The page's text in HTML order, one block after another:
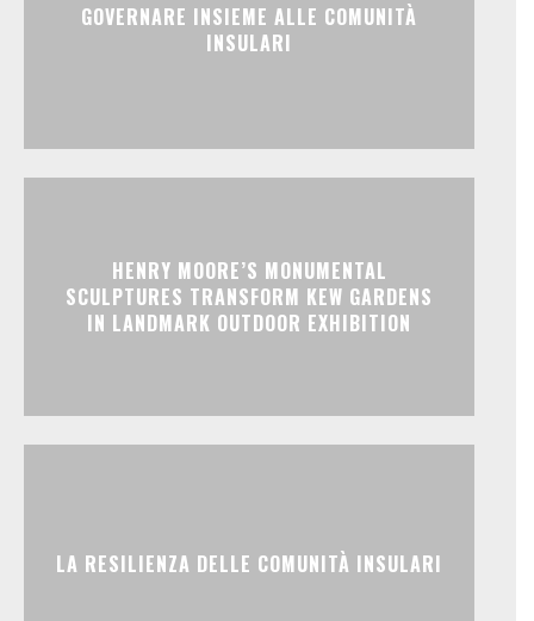
GOVERNARE INSIEME ALLE COMUNITÀ
INSULARI
HENRY MOORE’S MONUMENTAL
SCULPTURES TRANSFORM KEW GARDENS
IN LANDMARK OUTDOOR EXHIBITION
LA RESILIENZA DELLE COMUNITÀ INSULARI